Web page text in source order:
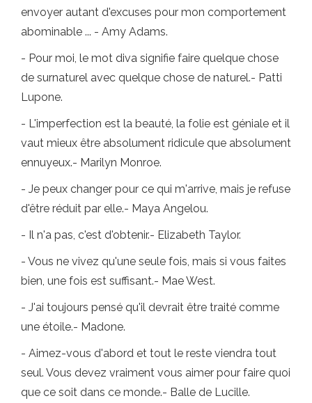
envoyer autant d'excuses pour mon comportement
abominable ... - Amy Adams.
- Pour moi, le mot diva signifie faire quelque chose
de surnaturel avec quelque chose de naturel.- Patti
Lupone.
- L'imperfection est la beauté, la folie est géniale et il
vaut mieux être absolument ridicule que absolument
ennuyeux.- Marilyn Monroe.
- Je peux changer pour ce qui m'arrive, mais je refuse
d'être réduit par elle.- Maya Angelou.
- Il n'a pas, c'est d'obtenir.- Elizabeth Taylor.
- Vous ne vivez qu'une seule fois, mais si vous faites
bien, une fois est suffisant.- Mae West.
- J'ai toujours pensé qu'il devrait être traité comme
une étoile.- Madone.
- Aimez-vous d'abord et tout le reste viendra tout
seul. Vous devez vraiment vous aimer pour faire quoi
que ce soit dans ce monde.- Balle de Lucille.